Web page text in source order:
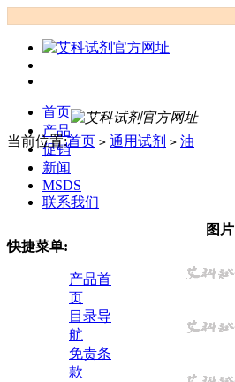
首页
产品
促销
新闻
MSDS
联系我们
当前位置:首页 > 通用试剂 > 油
快捷菜单:
产品首
页
目录导
航
免责条
款
图片